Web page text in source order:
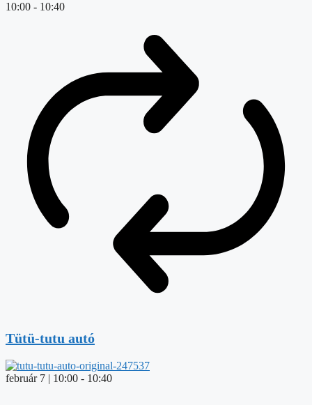
10:00 - 10:40
Tütü-tutu autó
február 7 | 10:00 - 10:40